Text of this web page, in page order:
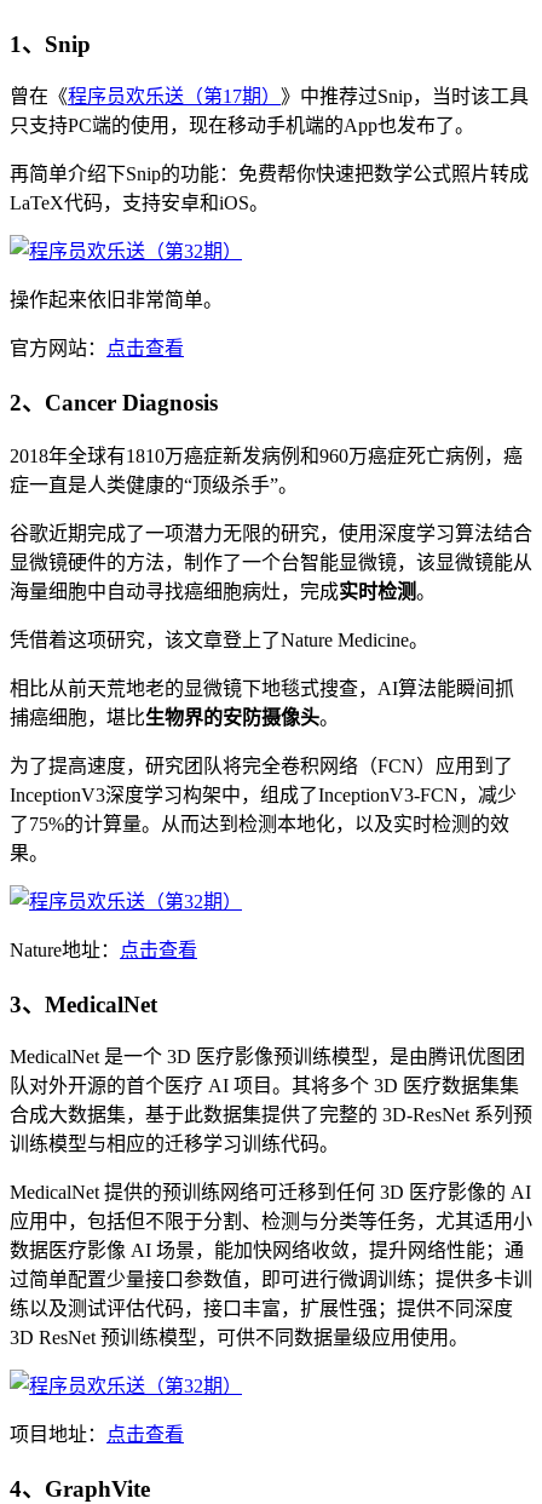
1、Snip
曾在《程序员欢乐送（第17期） 》中推荐过Snip，当时该工具
只支持PC端的使用，现在移动手机端的App也发布了。
再简单介绍下Snip的功能：免费帮你快速把数学公式照片转成
LaTeX代码，支持安卓和iOS。
操作起来依旧非常简单。
官方网站： 点击查看
2、Cancer Diagnosis
2018年全球有1810万癌症新发病例和960万癌症死亡病例，癌
症一直是人类健康的“顶级杀手”。
谷歌近期完成了一项潜力无限的研究，使用深度学习算法结合
显微镜硬件的方法，制作了一个台智能显微镜，该显微镜能从
海量细胞中自动寻找癌细胞病灶，完成实时检测。
凭借着这项研究，该文章登上了Nature Medicine。
相比从前天荒地老的显微镜下地毯式搜查，AI算法能瞬间抓
捕癌细胞，堪比生物界的安防摄像头。
为了提高速度，研究团队将完全卷积网络（FCN）应用到了
InceptionV3深度学习构架中，组成了InceptionV3-FCN，减少
了75%的计算量。从而达到检测本地化，以及实时检测的效
果。
Nature地址： 点击查看
3、MedicalNet
MedicalNet 是一个 3D 医疗影像预训练模型，是由腾讯优图团
队对外开源的首个医疗 AI 项目。其将多个 3D 医疗数据集集
合成大数据集，基于此数据集提供了完整的 3D-ResNet 系列预
训练模型与相应的迁移学习训练代码。
MedicalNet 提供的预训练网络可迁移到任何 3D 医疗影像的 AI
应用中，包括但不限于分割、检测与分类等任务，尤其适用小
数据医疗影像 AI 场景，能加快网络收敛，提升网络性能；通
过简单配置少量接口参数值，即可进行微调训练；提供多卡训
练以及测试评估代码，接口丰富，扩展性强；提供不同深度
3D ResNet 预训练模型，可供不同数据量级应用使用。
项目地址： 点击查看
4、GraphVite